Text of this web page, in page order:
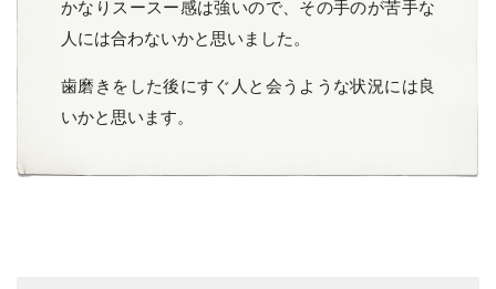
かなりスースー感は強いので、その手のが苦手な
人には合わないかと思いました。
歯磨きをした後にすぐ人と会うような状況には良
いかと思います。